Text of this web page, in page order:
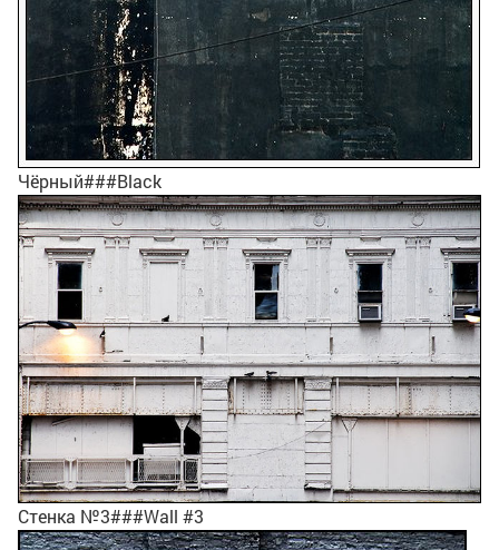
Чёрный###Black
Стенка №3###Wall #3